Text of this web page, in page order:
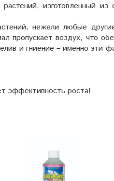
изготовленный из
нежели любые
пропускает воздух, что
и гниение – именно эти
эффективность роста!